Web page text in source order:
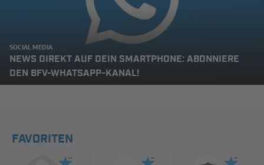
SOCIAL MEDIA
NEWS DIREKT AUF DEIN SMARTPHONE: ABONNIERE
DEN BFV-WHATSAPP-KANAL!
FAVORITEN